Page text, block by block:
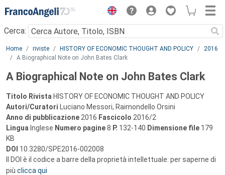
Menu
Cerca:
Main content
Home riviste HISTORY OF ECONOMIC THOUGHT AND POLICY
2016
A Biographical Note on John Bates Clark
A Biographical Note on John Bates Clark
Titolo Rivista HISTORY OF ECONOMIC THOUGHT AND POLICY
Autori/Curatori Luciano Messori, Raimondello Orsini
Anno di pubblicazione 2016 Fascicolo 2016/2
Lingua Inglese Numero pagine8 P. 132-140 Dimensione file 179
KB
DOI 10.3280/SPE2016-002008
Il DOI è il codice a barre della proprietà intellettuale: per saperne di
più clicca qui